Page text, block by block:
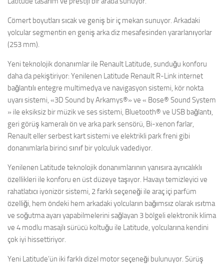
Cömert boyutları sıcak ve geniş bir iç mekan sunuyor. Arkadaki
yolcular segmentin en geniş arka diz mesafesinden yararlanıyorlar
(253 mm).
Yeni teknolojik donanımlar ile Renault Latitude, sunduğu konforu
daha da pekiştiriyor: Yenilenen Latitude Renault R-Link internet
bağlantılı entegre multimedya ve navigasyon sistemi, kör nokta
uyarı sistemi, «3D Sound by Arkamys®» ve « Bose® Sound System
» ile eksiksiz bir müzik ve ses sistemi, Bluetooth® ve USB bağlantı,
geri görüş kameralı ön ve arka park sensörü, Bi-xenon farlar,
Renault eller serbest kart sistemi ve elektrikli park freni gibi
donanımlarla birinci sınıf bir yolculuk vadediyor.
Yenilenen Latitude teknolojik donanımlarının yanısıra ayrıcalıklı
özellikleri ile konforu en üst düzeye taşıyor. Havayı temizleyici ve
rahatlatıcı iyonizör sistemi, 2 farklı seçeneği ile araç içi parfüm
özelliği, hem öndeki hem arkadaki yolcuların bağımsız olarak ısıtma
ve soğutma ayarı yapabilmelerini sağlayan 3 bölgeli elektronik klima
ve 4 modlu masajlı sürücü koltuğu ile Latitude, yolcularına kendini
çok iyi hissettiriyor.
Yeni Latitude’ün iki farklı dizel motor seçeneği bulunuyor. Sürüş